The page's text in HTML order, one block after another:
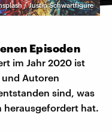
/ Justin Schwartfigure
Episoden
im Jahr 2020 ist
Autoren
sind, was
herausgefordert hat.